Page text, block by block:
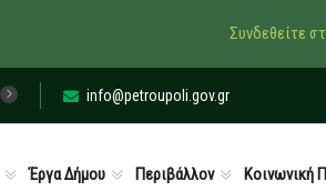
info@petroupoli.gov.gr
Έργα Δήμου Περιβάλλον Κοινωνική
Συνδεθείτε